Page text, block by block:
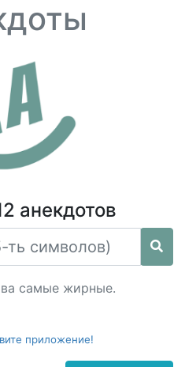
анекдотов
самые жирные.
приложение!